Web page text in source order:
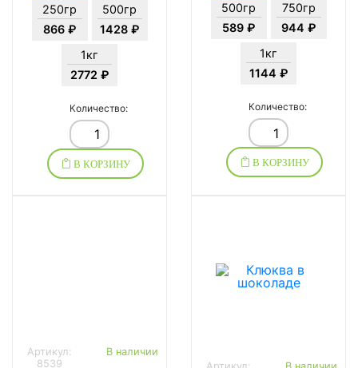
250гр
866 ₽
500гр
1428 ₽
1кг
2772 ₽
Количество:
В КОРЗИНУ
500гр
589 ₽
750гр
944 ₽
1кг
1144 ₽
Количество:
В КОРЗИНУ
Артикул:
8539
В наличии